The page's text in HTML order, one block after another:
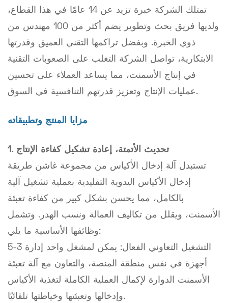
تمتلك الشركة خبرة تزيد عن 14 عامًا في هذا القطاع،
ولديها فريق بحث وتطوير يضم أكثر من 100 مهندس من
ذوي الخبرة. وبفضل تراكمها التقني العميق وقدرتها
الابتكارية، تواصل الشركة التغلب على الصعوبات التقنية
في إنتاج الأسمنت، مما يساعد العملاء على تحسين
عمليات الإنتاج وتعزيز قدرتهم التنافسية في السوق.
مزايا المنتج وتطبيقاته
1. تحديث الأتمتة، إعادة تشكيل كفاءة الإنتاج
تستبدل آلة إدخال الأكياس من مجموعة غاشن طريقة
إدخال الأكياس اليدوية التقليدية بعملية تشغيل آلية
بالكامل، مما يحسن بشكل كبير من كفاءة تعبئة
الأسمنت، ويقلل من تكاليف العمالة ونسب الهدر. وتشمل
وظائفها الأساسية ما يلي:
التشغيل التعاوني الفعال: يمكن لمشغل واحد إدارة 3-5
أجهزة في نفس منطقة المنصة، والتعاون مع آلة تعبئة
الأسمنت الدوارة لإكمال العملية الكاملة لتغذية الأكياس
وإدخالها وتعبئتها وخياطتها تلقائيًا.